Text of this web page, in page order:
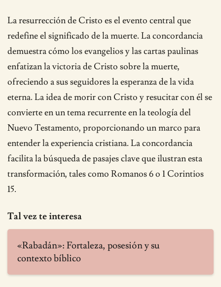
La resurrección de Cristo es el evento central que
redefine el significado de la muerte. La concordancia
demuestra cómo los evangelios y las cartas paulinas
enfatizan la victoria de Cristo sobre la muerte,
ofreciendo a sus seguidores la esperanza de la vida
eterna. La idea de morir con Cristo y resucitar con él se
convierte en un tema recurrente en la teología del
Nuevo Testamento, proporcionando un marco para
entender la experiencia cristiana. La concordancia
facilita la búsqueda de pasajes clave que ilustran esta
transformación, tales como Romanos 6 o 1 Corintios
15.
Tal vez te interesa
«Rabadán»: Fortaleza, posesión y su
contexto bíblico